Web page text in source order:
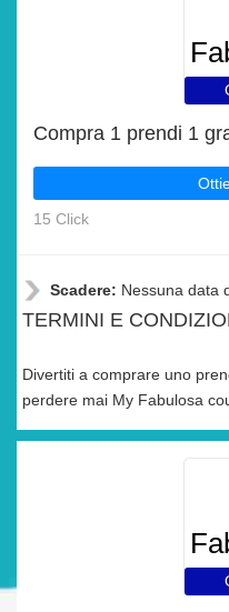
Compra 1 prendi 1
15 Click
Scadere: Nessuna data
TERMINI E
Divertiti a comprare uno
perdere mai My Fabulosa